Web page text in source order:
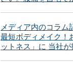
メディア内のコラム
最短ボディメイク！
ットネス」に 当社